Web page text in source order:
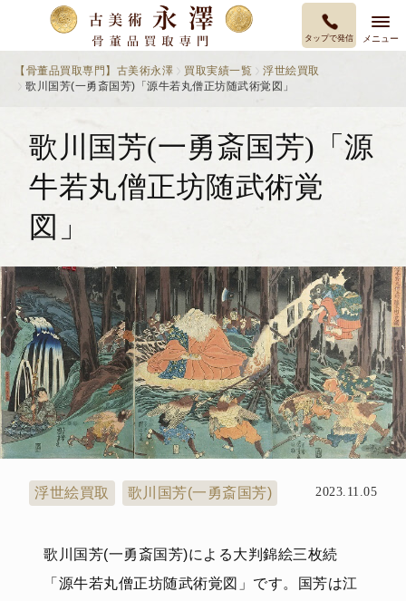
タップで発信 メニュー
【骨董品買取専門】古美術永澤 買取実績一覧
浮世絵買取
歌川国芳(一勇斎国芳)「源牛若丸僧正坊随武術覚図」
歌川国芳(一勇斎国芳)「源
牛若丸僧正坊随武術覚
図」
浮世絵買取 歌川国芳(一勇斎国芳) 2023.11.05
歌川国芳(一勇斎国芳)による大判錦絵三枚続
「源牛若丸僧正坊随武術覚図」です。国芳は江